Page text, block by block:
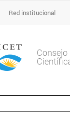
Red institucional